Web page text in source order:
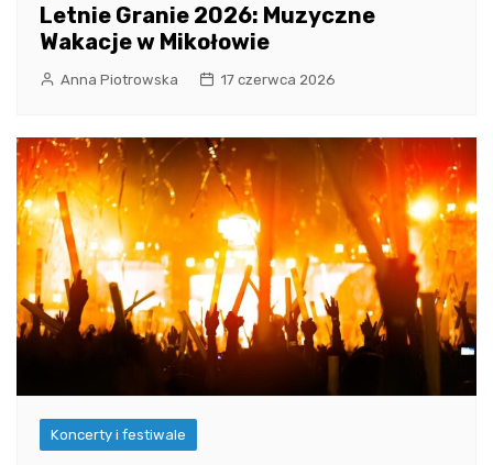
Letnie Granie 2026: Muzyczne
Wakacje w Mikołowie
Anna Piotrowska 17 czerwca 2026
Koncerty i festiwale